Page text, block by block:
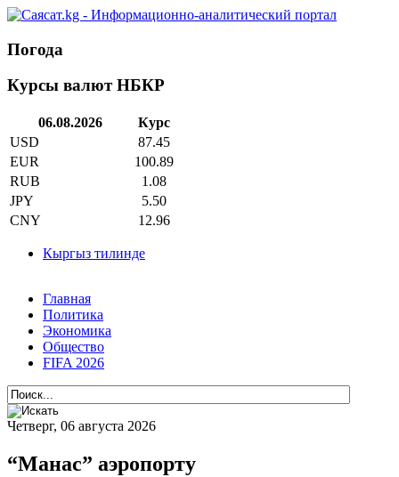
Погода
Курсы валют НБКР
06.08.2026
Курс
USD
87.45
EUR
100.89
RUB
1.08
JPY
5.50
CNY
12.96
Кыргыз тилинде
Главная
Политика
Экономика
Общество
FIFA 2026
Четверг, 06 августа 2026
“Манас” аэропорту